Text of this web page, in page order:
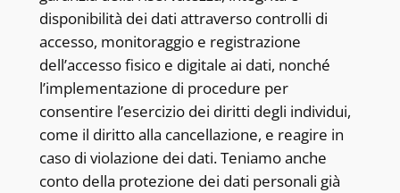
disponibilità dei dati attraverso controlli di
accesso, monitoraggio e registrazione
dell’accesso fisico e digitale ai dati, nonché
l’implementazione di procedure per
consentire l’esercizio dei diritti degli individui,
come il diritto alla cancellazione, e reagire in
caso di violazione dei dati. Teniamo anche
conto della protezione dei dati personali già